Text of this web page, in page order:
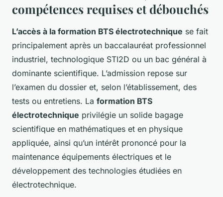
compétences requises et débouchés
L’accès à la formation BTS électrotechnique se fait
principalement après un baccalauréat professionnel
industriel, technologique STI2D ou un bac général à
dominante scientifique. L’admission repose sur
l’examen du dossier et, selon l’établissement, des
tests ou entretiens. La formation BTS
électrotechnique privilégie un solide bagage
scientifique en mathématiques et en physique
appliquée, ainsi qu’un intérêt prononcé pour la
maintenance équipements électriques et le
développement des technologies étudiées en
électrotechnique.